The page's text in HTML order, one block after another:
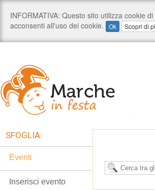
SFOGLIA:
Eventi
Inserisci evento